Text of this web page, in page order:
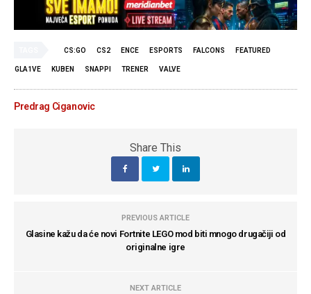
CS:GO CS2 ENCE ESPORTS FALCONS FEATURED
GLA1VE KUBEN SNAPPI TRENER VALVE
Predrag Ciganovic
Share This
PREVIOUS ARTICLE
Glasine kažu da će novi Fortnite LEGO mod biti mnogo drugačiji od
originalne igre
NEXT ARTICLE